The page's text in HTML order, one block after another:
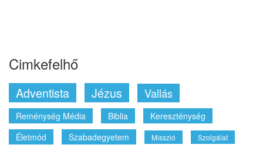
Cimkefelhő
Adventista Jézus Vallás
Reménység Média Biblia
Kereszténység
Életmód
Szabadegyetem Misszió
Szolgálat